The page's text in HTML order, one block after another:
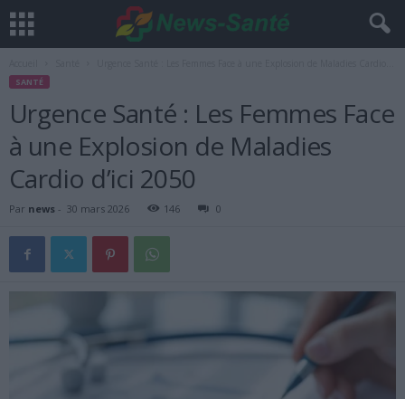
SANTÉ
Urgence Santé : Les Femmes Face
à une Explosion de Maladies
Cardio d’ici 2050
Par news - 30 mars 2026 146 0